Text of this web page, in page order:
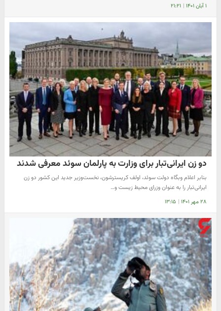
۱ آبان ۱۴۰۱ | ۲۱:۲۱
دو زن ایرانی‌تبار برای وزارت به پارلمان سوئد معرفی شدند
بنابر اعلام وبگاه دولت سوئد، اولف کریسترشون، نخست‌وزیر جدید این کشور دو زن
ایرانی‌تبار را به عنوان وزرای محیط زیست و…
۲۸ مهر ۱۴۰۱ | ۱۳:۱۵